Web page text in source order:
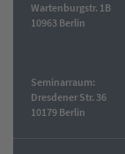
Wartenburgstr. 1B
10963 Berlin
Seminarraum:
Dresdener Str. 36
10179 Berlin